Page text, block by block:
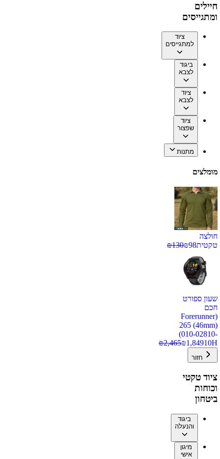
חיילים
ומתגייסים
ציוד
למתגייסים
ביגוד
לצבא
ציוד
לצבא
ציוד
שפצור
מתנות
מומלצים
חולצה
טקטית
₪98
₪130
שעון ספורט
חכם
(Forerunner
265 (46mm)
(010-02810-
10H
₪1,849
₪2,465
חזור
ציוד טקטי
וכוחות
ביטחון
ביגוד
והנעלה
מיגון
אישי